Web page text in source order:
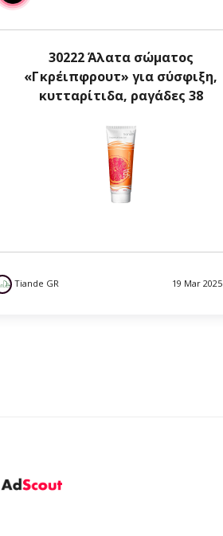
30222 Άλατα σώματος
«Γκρέιπφρουτ» για σύσφιξη,
κυτταρίτιδα, ραγάδες 38
Tiande GR 19 Mar 2025